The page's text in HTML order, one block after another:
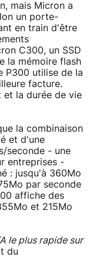
mais Micron a
un porte-
en train d'être
C300, un SSD
la mémoire flash
P300 utilise de la
facture.
et la durée de vie
la combinaison
et d'une
seconde - une
entreprises -
: jusqu'à 360Mo
par seconde
affiche des
et 215Mo
le plus rapide sur
du